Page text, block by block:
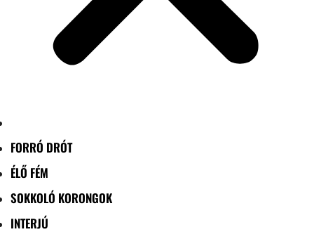
FORRÓ DRÓT
ÉLŐ FÉM
SOKKOLÓ KORONGOK
INTERJÚ